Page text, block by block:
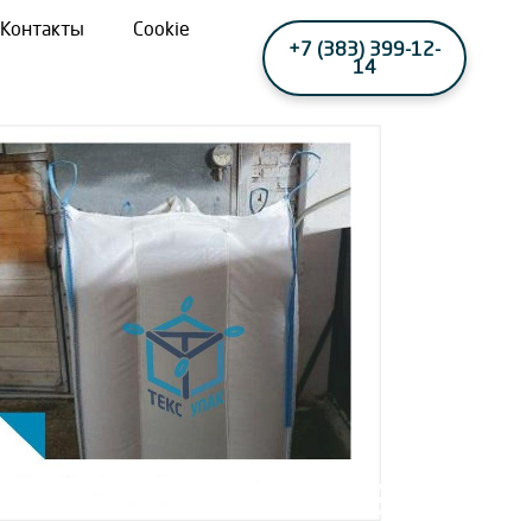
Контакты Cookie
+7 (383) 399-12-
14